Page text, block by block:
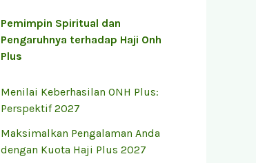
Pemimpin Spiritual dan
Pengaruhnya terhadap Haji Onh
Plus
Menilai Keberhasilan ONH Plus:
Perspektif 2027
Maksimalkan Pengalaman Anda
dengan Kuota Haji Plus 2027